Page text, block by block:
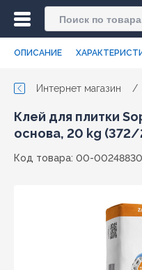
ОПИСАНИЕ
Интернет магазин /
Клей для плитки
основа, 20 kg
Код товара: 00-00248830